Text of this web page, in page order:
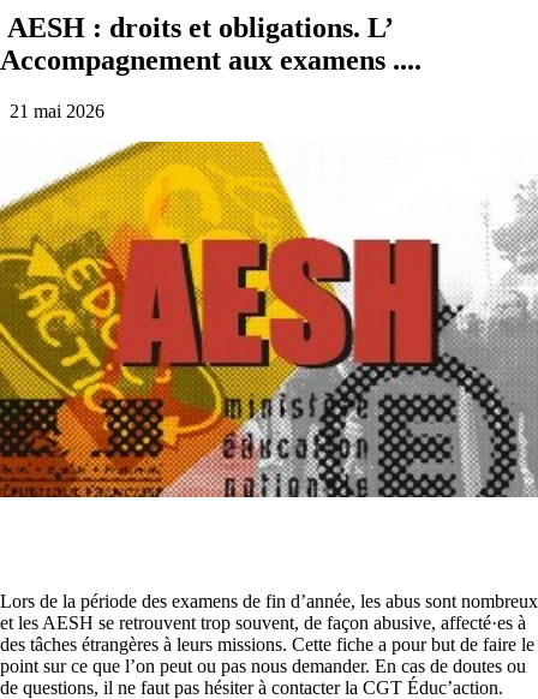
AESH : droits et obligations. L’
Accompagnement aux examens ....
21 mai 2026
Lors de la période des examens de fin d’année, les abus sont nombreux
et les AESH se retrouvent trop souvent, de façon abusive, affecté·es à
des tâches étrangères à leurs missions. Cette fiche a pour but de faire le
point sur ce que l’on peut ou pas nous demander. En cas de doutes ou
de questions, il ne faut pas hésiter à contacter la CGT Éduc’action.